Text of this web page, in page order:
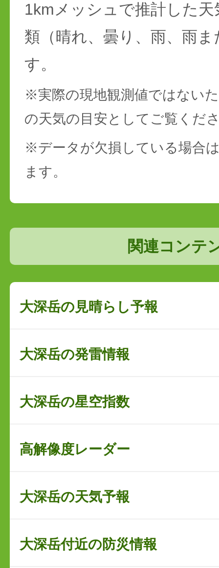
1kmメッシュで推計した
類（晴れ、曇り、雨、雨
す。
※実際の現地観測値ではない
の天気の目安としてご覧くだ
※データが欠損している場合
ます。
関連コンテ
大深岳の見晴らし予報
大深岳の発雷情報
大深岳の星空指数
高解像度レーダー
大深岳の天気予報
大深岳付近の防災情報